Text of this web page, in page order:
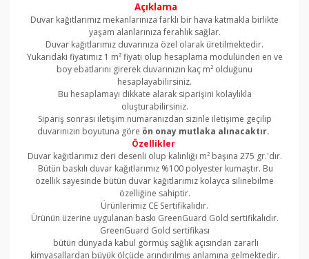
Açıklama
Duvar kağıtlarımız mekanlarınıza farklı bir hava katmakla birlikte
yaşam alanlarınıza ferahlık sağlar.
Duvar kağıtlarımız duvarınıza özel olarak üretilmektedir.
Yukarıdaki fiyatımız 1 m² fiyatı olup hesaplama modulünden en ve
boy ebatlarını girerek duvarınızın kaç m² olduğunu
hesaplayabilirsiniz.
Bu hesaplamayı dikkate alarak siparişini kolaylıkla
oluşturabilirsiniz.
Sipariş sonrası iletişim numaranızdan sizinle iletişime geçilip
duvarınızın boyutuna göre ön onay mutlaka alınacaktır.
Özellikler
Duvar kağıtlarımız deri desenli olup kalınlığı m² başına 275 gr.'dır.
Bütün baskılı duvar kağıtlarımız %100 polyester kumaştır. Bu
özellik sayesinde bütün duvar kağıtlarımız kolayca silinebilme
özelliğine sahiptir.
Ürünlerimiz CE Sertifikalıdır.
Ürünün üzerine uygulanan baskı GreenGuard Gold sertifikalıdır.
GreenGuard Gold sertifikası
bütün dünyada kabul görmüş sağlık açısından zararlı
kimyasallardan büyük ölçüde arındırılmış anlamına gelmektedir.